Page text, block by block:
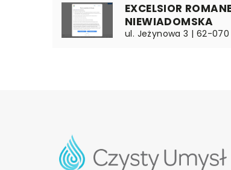
EXCELSIOR
NIEWIADOMSKA
ul. Jeżynowa 3 | 62-